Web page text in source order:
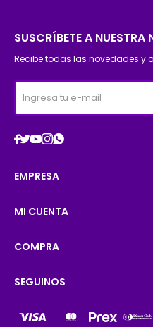
SUSCRÍBETE A NUESTRA
Recibe todas las novedades y

EMPRESA
MI CUENTA
COMPRA
SEGUINOS